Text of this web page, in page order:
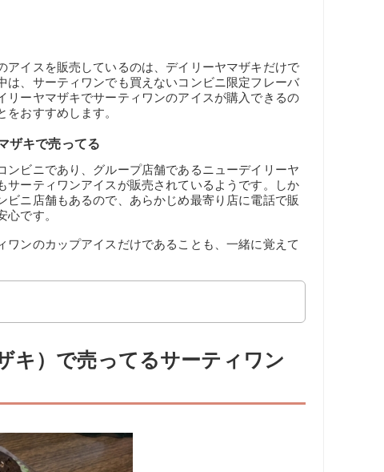
アイスを販売しているのは、デイリーヤマザキだけで
は、サーティワンでも買えないコンビニ限定フレーバ
リーヤマザキでサーティワンのアイスが購入できるの
おすすめします。
ザキで売ってる
ンビニであり、グループ店舗であるニューデイリーヤ
サーティワンアイスが販売されているようです。しか
ビニ店舗もあるので、あらかじめ最寄り店に電話で販
です。
ンのカップアイスだけであることも、一緒に覚えて
キ）で売ってるサーティワン